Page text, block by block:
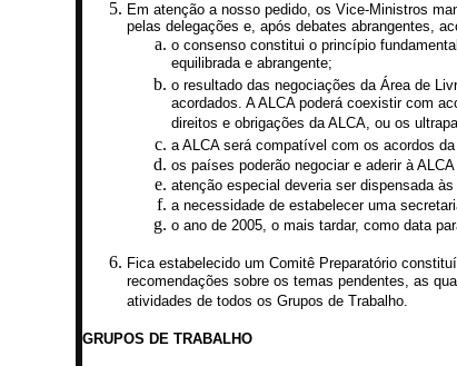
Em atenção a nosso pedido, os Vice-Ministros
pelas delegações e, após debates abrangentes,
o consenso constitui o princípio
equilibrada e abrangente;
o resultado das negociações da Área de
acordados. A ALCA poderá coexistir com
direitos e obrigações da ALCA, ou os
a ALCA será compatível com os acordos
os países poderão negociar e aderir à
atenção especial deveria ser dispensada
a necessidade de estabelecer uma
o ano de 2005, o mais tardar, como data
Fica estabelecido um Comitê Preparatório
recomendações sobre os temas pendentes, as
atividades de todos os Grupos de Trabalho.
GRUPOS DE TRABALHO